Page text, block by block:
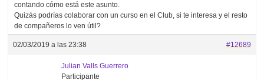
contando cómo está este asunto.
Quizás podrías colaborar con un curso en el Club, si te interesa y el resto
de compañeros lo ven útil?
02/03/2019 a las 23:38 #12689
Julian Valls Guerrero
Participante